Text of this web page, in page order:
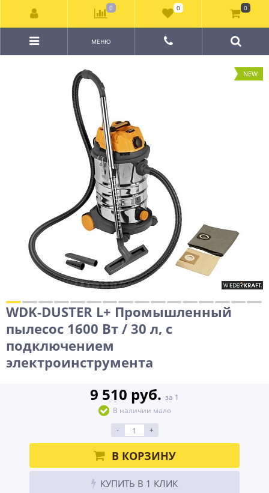
МЕНЮ
NEW
WDK-DUSTER L+ Промышленный
пылесос 1600 Вт / 30 л, с
подключением
электроинструмента
9 510 руб. за 1
В наличии мало
-
+
В КОРЗИНУ
КУПИТЬ В 1 КЛИК
0 0 0